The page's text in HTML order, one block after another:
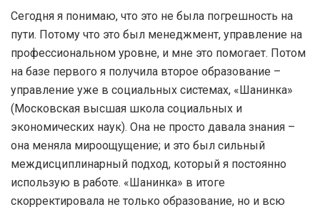
Сегодня я понимаю, что это не была погрешность на
пути. Потому что это был менеджмент, управление на
профессиональном уровне, и мне это помогает. Потом
на базе первого я получила второе образование –
управление уже в социальных системах, «Шанинка»
(Московская высшая школа социальных и
экономических наук). Она не просто давала знания –
она меняла мироощущение; и это был сильный
междисциплинарный подход, который я постоянно
использую в работе. «Шанинка» в итоге
скорректировала не только образование, но и всю